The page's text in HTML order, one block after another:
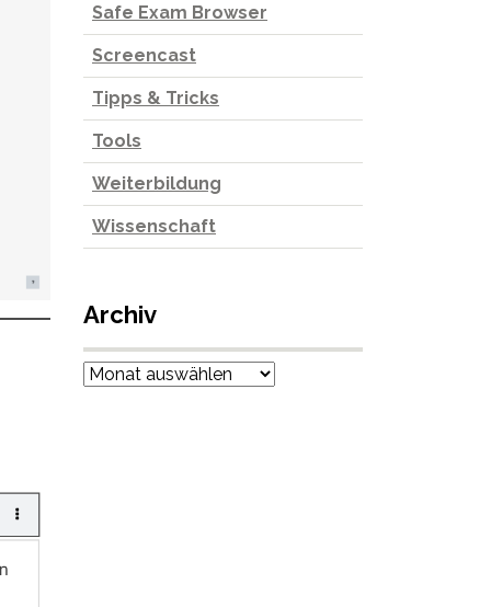
Safe Exam Browser
Screencast
Tipps & Tricks
Tools
Weiterbildung
Wissenschaft
Archiv
Archiv